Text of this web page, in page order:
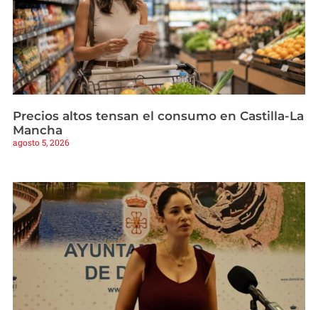
Precios altos tensan el consumo en Castilla-La
Mancha
agosto 5, 2026